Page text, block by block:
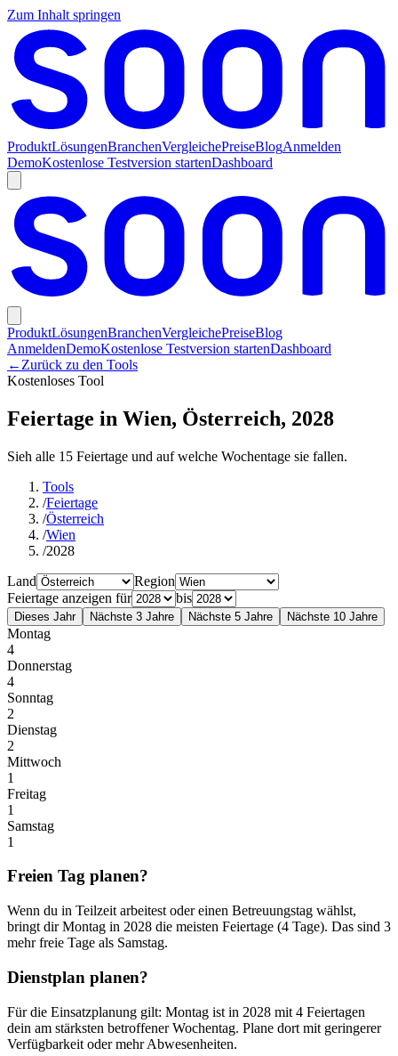
Zum Inhalt springen
ProduktLösungenBranchenVergleichePreiseBlogAnmelden
DemoKostenlose Testversion startenDashboard
ProduktLösungenBranchenVergleichePreiseBlog
AnmeldenDemoKostenlose Testversion startenDashboard
← Zurück zu den Tools
Kostenloses Tool
Feiertage in Wien, Österreich, 2028
Sieh alle 15 Feiertage und auf welche Wochentage sie fallen.
Tools
/Feiertage
/Österreich
/Wien
/2028
Land
Region
Feiertage anzeigen für
bis
Dieses Jahr Nächste 3 Jahre Nächste 5 Jahre Nächste 10 Jahre
Montag
4
Donnerstag
4
Sonntag
2
Dienstag
2
Mittwoch
1
Freitag
1
Samstag
1
Freien Tag planen?
Wenn du in Teilzeit arbeitest oder einen Betreuungstag wählst,
bringt dir Montag in 2028 die meisten Feiertage (4 Tage). Das sind 3
mehr freie Tage als Samstag.
Dienstplan planen?
Für die Einsatzplanung gilt: Montag ist in 2028 mit 4 Feiertagen
dein am stärksten betroffener Wochentag. Plane dort mit geringerer
Verfügbarkeit oder mehr Abwesenheiten.